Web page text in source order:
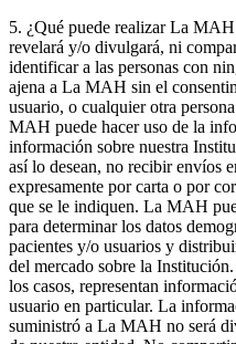
5. ¿Qué puede realizar La
revelará y/o divulgará, ni
identificar a las personas con
ajena a La MAH sin el
usuario, o cualquier otra
MAH puede hacer uso de la
información sobre nuestra
así lo desean, no recibir envíos
expresamente por carta o por
que se le indiquen. La MAH
para determinar los datos
pacientes y/o usuarios y
del mercado sobre la
los casos, representan
usuario en particular. La
suministró a La MAH no será